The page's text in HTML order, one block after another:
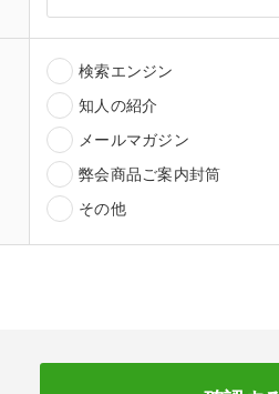
検索エンジン
知人の紹介
メールマガジン
弊会商品ご案内封筒
その他